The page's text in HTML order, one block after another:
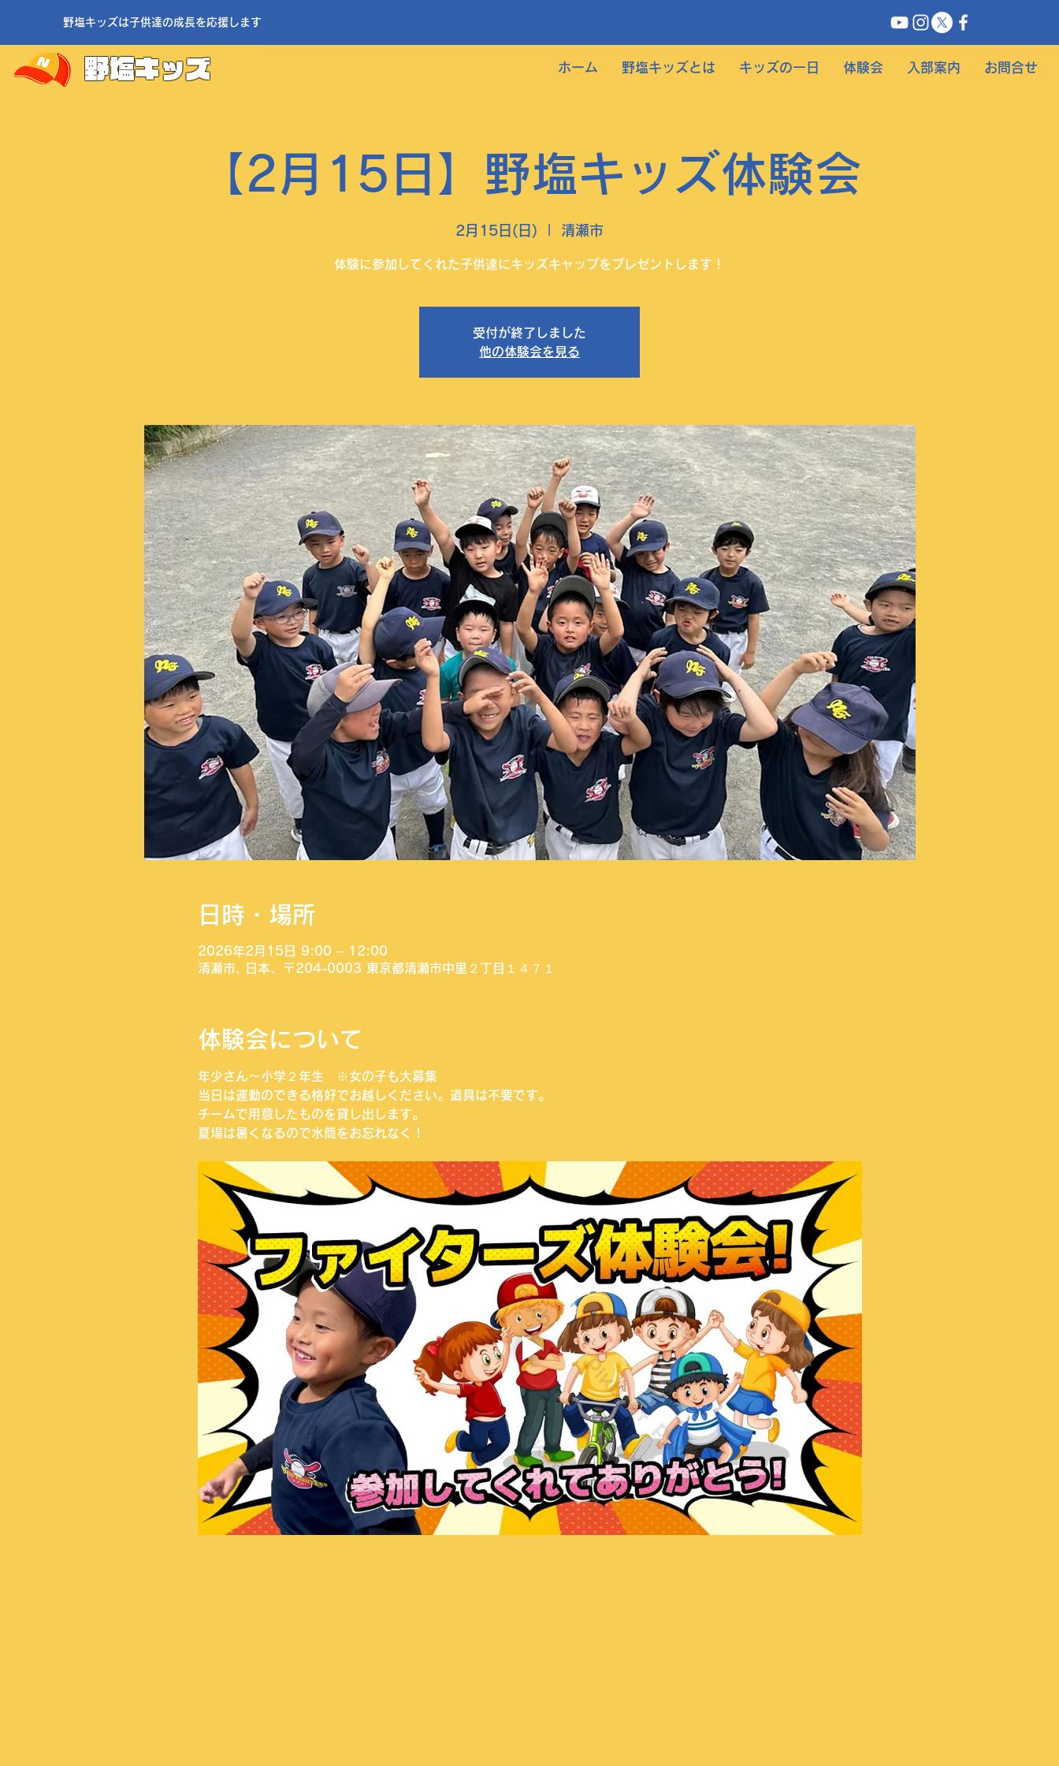
野塩キッズは子供達の成長を応援します
野塩キッズ ホーム 野塩キッズとは キッズの一日 体験会 入部案内 お問合せ
【2月15日】野塩キッズ体験会
2月15日(日) 清瀬市
体験に参加してくれた子供達にキッズキャップをプレゼントします！
受付が終了しました
他の体験会を見る
日時・場所
2026年2月15日 9:00 – 12:00
清瀬市, 日本、〒204-0003 東京都清瀬市中里２丁目１４７１
体験会について
年少さん〜小学２年生　※女の子も大募集
当日は運動のできる格好でお越しください。道具は不要です。
チームで用意したものを貸し出します。
夏場は暑くなるので水筒をお忘れなく！